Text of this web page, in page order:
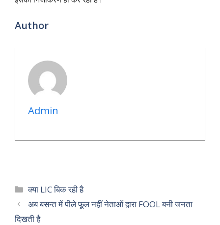
Author
Admin
Categories
क्या LIC बिक रही है
अब बसन्त में पीले फूल नहीं नेताओं द्वारा FOOL बनी जनता
दिखती है